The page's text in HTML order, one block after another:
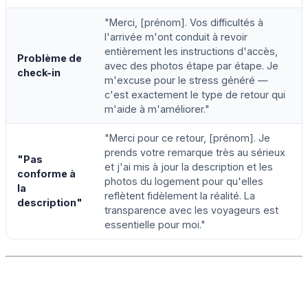
Problème de
check-in
"Merci, [prénom]. Vos difficultés à
l'arrivée m'ont conduit à revoir
entièrement les instructions d'accès,
avec des photos étape par étape. Je
m'excuse pour le stress généré —
c'est exactement le type de retour qui
m'aide à m'améliorer."
"Pas
conforme à
la
description"
"Merci pour ce retour, [prénom]. Je
prends votre remarque très au sérieux
et j'ai mis à jour la description et les
photos du logement pour qu'elles
reflètent fidèlement la réalité. La
transparence avec les voyageurs est
essentielle pour moi."